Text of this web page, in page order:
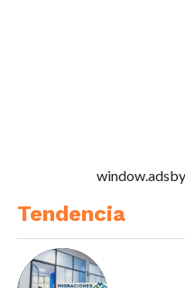
Tendencia